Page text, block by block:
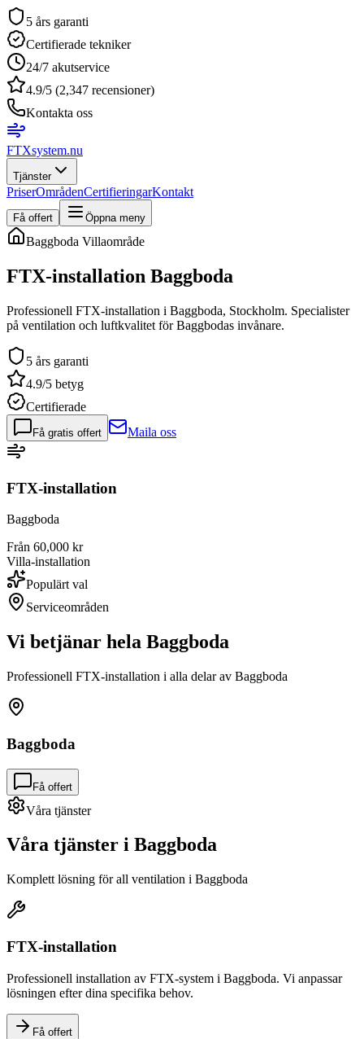
5 års garanti
Certifierade tekniker
24/7 akutservice
4.9/5 (2,347 recensioner)
Kontakta oss
FTXsystem.nu
Tjänster
PriserOmrådenCertifieringarKontakt
Få offert Öppna meny
Baggboda Villaområde
FTX-installation Baggboda
Professionell FTX-installation i Baggboda, Stockholm. Specialister
på ventilation och luftkvalitet för Baggbodas invånare.
5 års garanti
4.9/5 betyg
Certifierade
Få gratis offert Maila oss
FTX-installation
Baggboda
Från 60,000 kr
Villa-installation
Populärt val
Serviceområden
Vi betjänar hela Baggboda
Professionell FTX-installation i alla delar av Baggboda
Baggboda
Få offert
Våra tjänster
Våra tjänster i Baggboda
Komplett lösning för all ventilation i Baggboda
FTX-installation
Professionell installation av FTX-system i Baggboda. Vi anpassar
lösningen efter dina specifika behov.
Få offert